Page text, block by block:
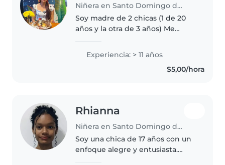
Niñera en Santo Domingo de los Colorados
Soy madre de 2 chicas (1 de 20
años y la otra de 3 años) Me
salir al parque
Experiencia: > 11 años
$5,00/hora
Rhianna
Niñera en Santo Domingo de los Colorados
Soy una chica de 17 años con un
enfoque alegre y entusiasta.